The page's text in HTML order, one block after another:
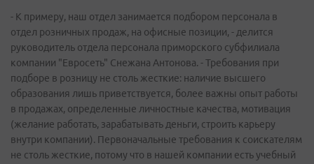
- К примеру, наш отдел занимается подбором персонала в
отдел розничных продаж, на офисные позиции, - делится
руководитель отдела персонала приморского субфилиала
компании "Евросеть" Снежана Антонова. - Требования при
подборе в розницу не столь жесткие: наличие высшего
образования лишь приветствуется, более важны опыт работы
в продажах, определенные личностные качества, мотивация
(желание работать, зарабатывать деньги, строить карьеру
внутри компании). Первоначальные требования к соискателям
не столь жесткие, потому что в нашей компании есть учебный